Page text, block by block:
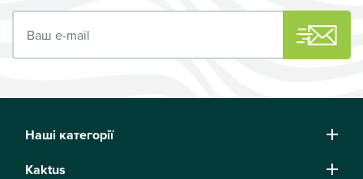
Наші категорії
Kaktus